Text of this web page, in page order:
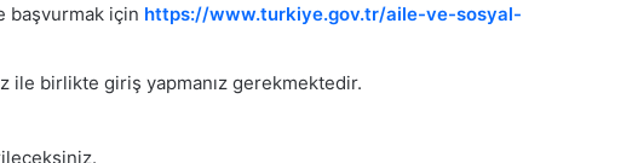
başvurmak için https://www.turkiye.gov.tr/aile-ve-sosyal-
ile birlikte giriş yapmanız gerekmektedir.